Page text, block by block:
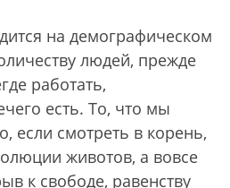
на демографическом
людей, прежде
работать,
есть. То, что мы
если смотреть в корень,
животов, а вовсе
к свободе, равенству